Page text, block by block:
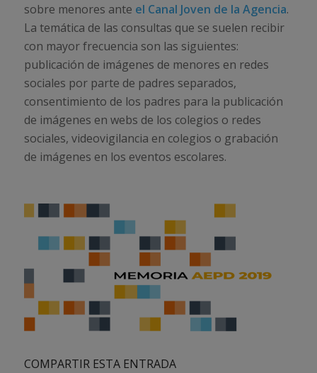
sobre menores ante el Canal Joven de la Agencia.
La temática de las consultas que se suelen recibir
con mayor frecuencia son las siguientes:
publicación de imágenes de menores en redes
sociales por parte de padres separados,
consentimiento de los padres para la publicación
de imágenes en webs de los colegios o redes
sociales, videovigilancia en colegios o grabación
de imágenes en los eventos escolares.
COMPARTIR ESTA ENTRADA